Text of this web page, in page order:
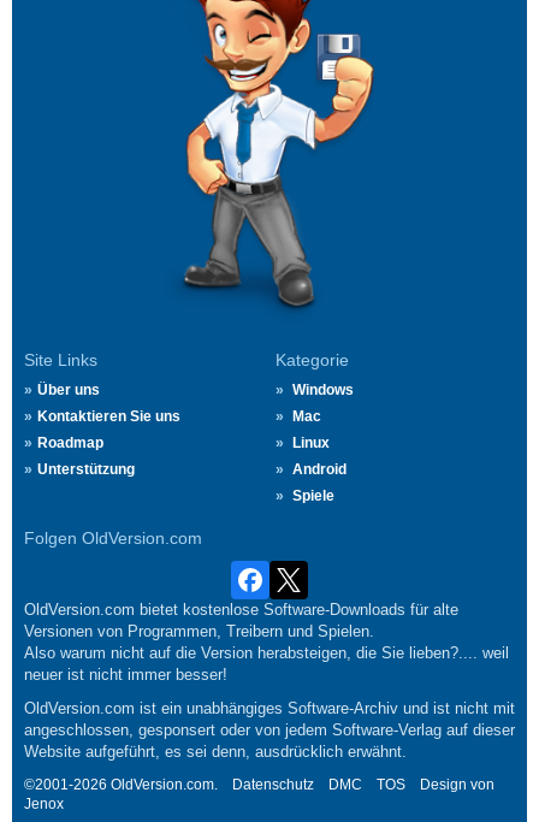
Site Links
Über uns
Kontaktieren Sie uns
Roadmap
Unterstützung
Kategorie
Windows
Mac
Linux
Android
Spiele
Folgen OldVersion.com
OldVersion.com bietet kostenlose Software-Downloads für alte
Versionen von Programmen, Treibern und Spielen.
Also warum nicht auf die Version herabsteigen, die Sie lieben?.... weil
neuer ist nicht immer besser!
OldVersion.com ist ein unabhängiges Software-Archiv und ist nicht mit
angeschlossen, gesponsert oder von jedem Software-Verlag auf dieser
Website aufgeführt, es sei denn, ausdrücklich erwähnt.
©2001-2026 OldVersion.com. Datenschutz DMC TOS
Design von
Jenox